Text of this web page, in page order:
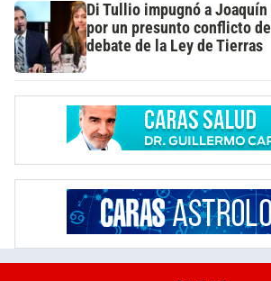
Di Tullio impugnó a Joaquín
por un presunto conflicto
debate de la Ley de Tierras